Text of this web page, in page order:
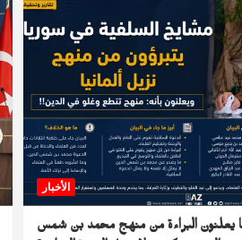
الأخبار
يعلنون البراءة من منهج محمد بن شمس